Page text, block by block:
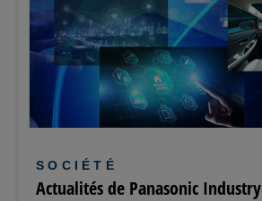
SOCIÉTÉ
Actualités de Panasonic Industry